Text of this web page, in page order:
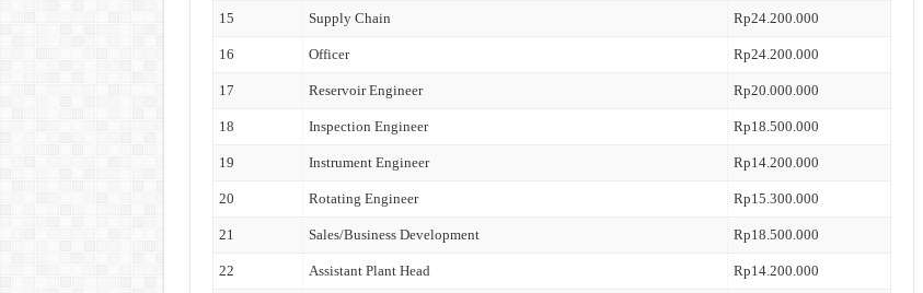
15 Supply Chain Rp24.200.000
16 Officer Rp24.200.000
17 Reservoir Engineer Rp20.000.000
18 Inspection Engineer Rp18.500.000
19 Instrument Engineer Rp14.200.000
20 Rotating Engineer Rp15.300.000
21 Sales/Business Development Rp18.500.000
22 Assistant Plant Head Rp14.200.000